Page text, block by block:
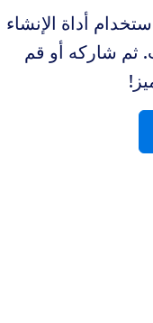
أداة الإنشاء
ثم شاركه أو قم